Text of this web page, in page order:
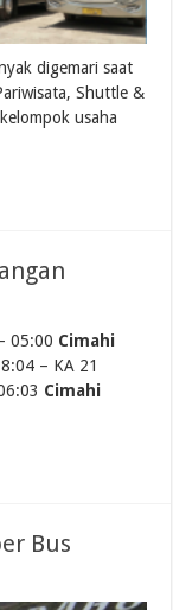
digemari saat
Shuttle &
usaha
05:00 Cimahi
– KA 21
Cimahi
Bus